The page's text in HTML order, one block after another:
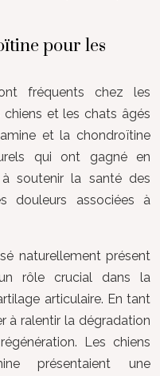
pour les
fréquents chez les
chiens et les chats âgés
et la chondroïtine
qui ont gagné en
soutenir la santé des
douleurs associées à
naturellement présent
rôle crucial dans la
articulaire. En tant
à ralentir la dégradation
Les chiens
présentaient une